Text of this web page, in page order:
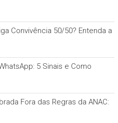
Convivência 50/50? Entenda a
5 Sinais e Como
Fora das Regras da ANAC: